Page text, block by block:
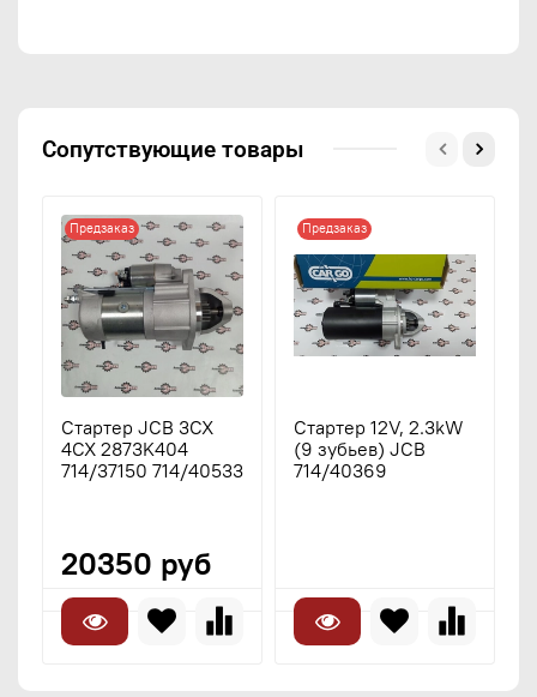
Сопутствующие товары
Предзаказ
Стартер JCB 3CX
4CX 2873K404
714/37150 714/40533
20350 руб
Предзаказ
Стартер 12V, 2.3kW
(9 зубьев) JCB
714/40369